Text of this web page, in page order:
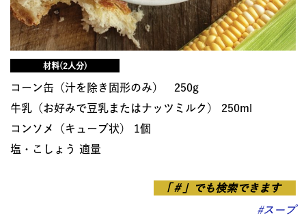
材料(2人分)
コーン缶（汁を除き固形のみ） 250g
牛乳（お好みで豆乳またはナッツミルク） 250ml
コンソメ（キューブ状） 1個
塩・こしょう 適量
「＃」でも検索できます
#スープ